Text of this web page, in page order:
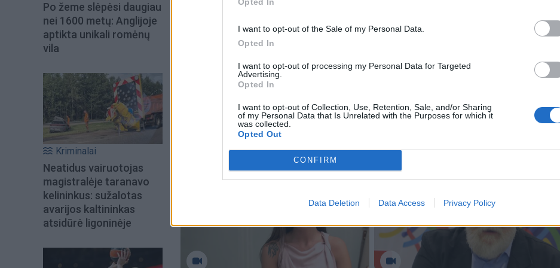
I want to opt-out of the Sale of my Personal Data.
Opted In
I want to opt-out of processing my Personal Data for Targeted
Advertising.
Opted In
I want to opt-out of Collection, Use, Retention, Sale, and/or Sharing
of my Personal Data that Is Unrelated with the Purposes for which it
was collected.
Opted Out
CONFIRM
Data Deletion Data Access Privacy Policy
Po žeme slėpėsi daugiau
nei 1600 metų: Anglijoje
aptikta unikali romėnų
vila
Kriminalai
Neatidus vairuotojas
magistralėje taranavo
kelininkus: sužalotas
avarijos kaltininkas
atsidūrė ligoninėje
Galimybės, kad neradus tinkamo sprendimo vos po kelių savaičių Graikija gali būti
priversta skelbti nemokumą, kelia nerimą investuotojams. Londono biržoje akcijų
indeksas "FTSE 100" jau smuko 1,1 proc. - iki 6710 punktų, Frankfurto biržos DAX
indeksas prarado 1,9 proc., o Paryžiaus "CAC 40" - 1,75 procento.